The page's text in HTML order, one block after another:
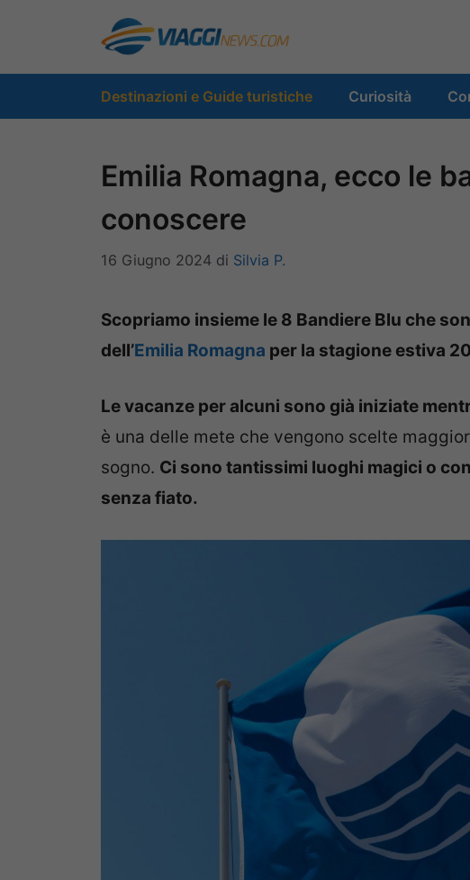
contenuto
Destinazioni e Guide turistiche Curiosità
Emilia Romagna, ecco le
conoscere
16 Giugno 2024 di Silvia P.
Scopriamo insieme le 8 Bandiere Blu che
dell’Emilia Romagna per la stagione estiva
Le vacanze per alcuni sono già iniziate
è una delle mete che vengono scelte
sogno. Ci sono tantissimi luoghi magici o
senza fiato.